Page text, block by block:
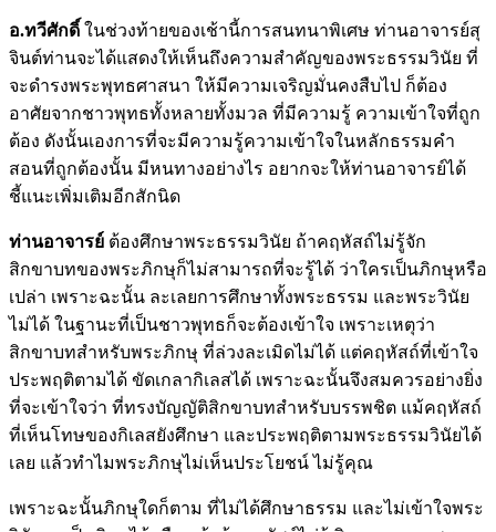
อ.ทวีศักดิ์ ในช่วงท้ายของเช้านี้การสนทนาพิเศษ ท่านอาจารย์สุ
จินต์ท่านจะได้แสดงให้เห็นถึงความสำคัญของพระธรรมวินัย ที่
จะดำรงพระพุทธศาสนา ให้มีความเจริญมั่นคงสืบไป ก็ต้อง
อาศัยจากชาวพุทธทั้งหลายทั้งมวล ที่มีความรู้ ความเข้าใจที่ถูก
ต้อง ดังนั้นเองการที่จะมีความรู้ความเข้าใจในหลักธรรมคำ
สอนที่ถูกต้องนั้น มีหนทางอย่างไร อยากจะให้ท่านอาจารย์ได้
ชี้แนะเพิ่มเติมอีกสักนิด
ท่านอาจารย์ ต้องศึกษาพระธรรมวินัย ถ้าคฤหัสถ์ไม่รู้จัก
สิกขาบทของพระภิกษุก็ไม่สามารถที่จะรู้ได้ ว่าใครเป็นภิกษุหรือ
เปล่า เพราะฉะนั้น ละเลยการศึกษาทั้งพระธรรม และพระวินัย
ไม่ได้ ในฐานะที่เป็นชาวพุทธก็จะต้องเข้าใจ เพราะเหตุว่า
สิกขาบทสำหรับพระภิกษุ ที่ล่วงละเมิดไม่ได้ แต่คฤหัสถ์ที่เข้าใจ
ประพฤติตามได้ ขัดเกลากิเลสได้ เพราะฉะนั้นจึงสมควรอย่างยิ่ง
ที่จะเข้าใจว่า ที่ทรงบัญญัติสิกขาบทสำหรับบรรพชิต แม้คฤหัสถ์
ที่เห็นโทษของกิเลสยังศึกษา และประพฤติตามพระธรรมวินัยได้
เลย แล้วทำไมพระภิกษุไม่เห็นประโยชน์ ไม่รู้คุณ
เพราะฉะนั้นภิกษุใดก็ตาม ที่ไม่ได้ศึกษาธรรม และไม่เข้าใจพระ